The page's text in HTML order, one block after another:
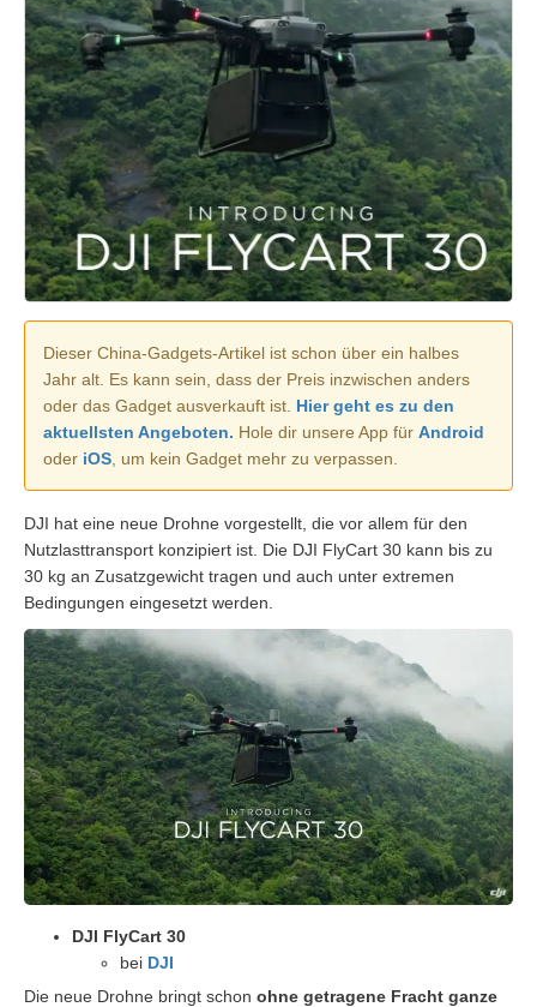
Dieser China-Gadgets-Artikel ist schon über ein halbes
Jahr alt. Es kann sein, dass der Preis inzwischen anders
oder das Gadget ausverkauft ist. Hier geht es zu den
aktuellsten Angeboten. Hole dir unsere App für Android
oder iOS , um kein Gadget mehr zu verpassen.
DJI hat eine neue Drohne vorgestellt, die vor allem für den
Nutzlasttransport konzipiert ist. Die DJI FlyCart 30 kann bis zu
30 kg an Zusatzgewicht tragen und auch unter extremen
Bedingungen eingesetzt werden.
DJI FlyCart 30
bei DJI
Die neue Drohne bringt schon ohne getragene Fracht ganze